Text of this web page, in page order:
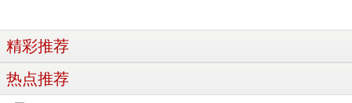
精彩推荐
热点推荐